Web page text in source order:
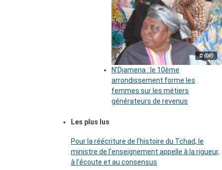
© (DR)
N’Djamena : le 10ème
arrondissement forme les
femmes sur les métiers
générateurs de revenus
Les plus lus
Pour la réécriture de l’histoire du Tchad, le
ministre de l’enseignement appelle à la rigueur,
à l’écoute et au consensus